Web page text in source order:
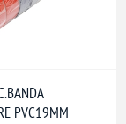
PVC19MM